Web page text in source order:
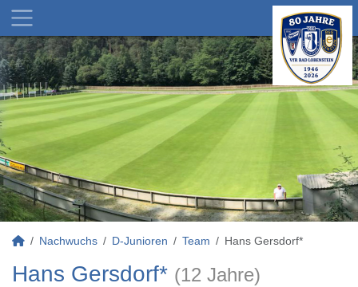
Nachwuchs D-Junioren Team Hans Gersdorf*
Hans Gersdorf* (12 Jahre)